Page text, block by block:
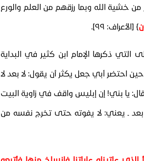
خشية الله وبما رزقهم من العلم والورع
﴾ [الأعراف: ٩٩ ]
.
ذكرها الإمام ابن كثير في البداية
احتضر أبي جعل يكثر أن يقول: لا بعد لا
يا بني! إن إبليس واقف في زاوية البيت
ـ يعني: لا يفوته حتى تخرج نفسه من